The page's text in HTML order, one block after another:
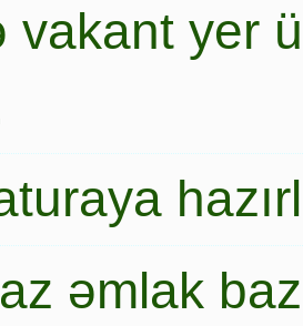
vakant yer
əmlak